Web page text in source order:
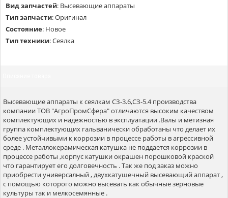
Вид запчастей: Высевающие аппараты
Тип запчасти:Оригинал
Состояние: Новое
Тип техники:Сеялка
Высевающие аппараты к сеялкам СЗ-3.6,СЗ-5.4 производства
компании ТОВ "АгроПромСфера" отличаются высоким качеством
комплектующих и надежностью в эксплуатации .Валы и метизная
группа комплектующих гальванически обработаны что делает их
более устойчивыми к коррозии в процессе работы в агрессивной
среде . Металлокерамическая катушка не поддается коррозии в
процессе работы ,корпус катушки окрашен порошковой краской
что гарантирует его долговечность . Так же под заказ можно
приобрести универсалный , двухкатушечный высевающий аппарат ,
с помощью которого можно высевать как обычные зерновые
культуры так и мелкосемянные .